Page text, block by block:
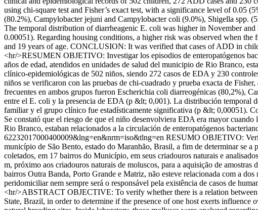
using chi-square test and Fisher’s exact test, with a significance level of 0.05
(80.2%), Campylobacter jejuni and Campylobacter coli (9.0%), Shigella spp.
The temporal distribution of diarrheagenic E. coli was higher in November
0.00051). Regarding housing conditions, a higher risk was observed when
and 19 years of age. CONCLUSION: It was verified that cases of ADD in
<hr/>RESUMEN OBJETIVO: Investigar los episodios de enteropatógenos
años de edad, atendidos en unidades de salud del municipio de Rio Branco,
clínico-epidemiológicas de 502 niños, siendo 272 casos de EDA y 230
niños se verificaron con las pruebas de chi-cuadrado y prueba exacta de
frecuentes en ambos grupos fueron Escherichia coli diarreogénicas (80,2%),
entre el E. coli y la presencia de EDA (p &lt; 0,001). La distribución temporal
familiar y el grupo clínico fue estadísticamente significativa (p &lt; 0,00051).
Se constató que el riesgo de que el niño desenvolviera EDA era mayor
Rio Branco, estaban relacionados a la circulación de enteropatógenos
62232017000400009&lng=en&nrm=iso&tlng=en RESUMO OBJETIVO:
município de São Bento, estado do Maranhão, Brasil, a fim de determinar se
coletados, em 17 bairros do Município, em seus criadouros naturais e
m, próximo aos criadouros naturais de moluscos, para a aquisição de
bairros Outra Banda, Porto Grande e Matriz, não esteve relacionada com a
peridomiciliar nem sempre será o responsável pela existência de casos de
<hr/>ABSTRACT OBJECTIVE: To verify whether there is a relation
State, Brazil, in order to determine if the presence of one host exerts